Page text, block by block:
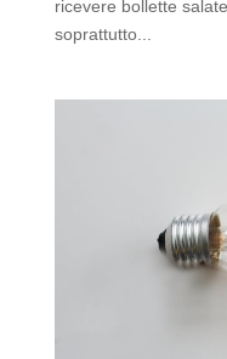
ricevere bollette
soprattutto...